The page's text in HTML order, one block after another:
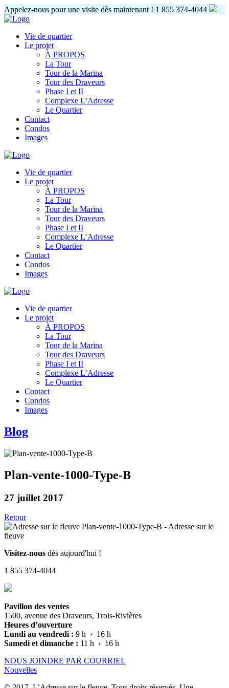
Appelez-nous pour une visite dès maintenant ! 1 855 374-4044
Vie de quartier
Le projet
À PROPOS
La Tour
Tour de la Marina
Tour des Draveurs
Phase I et II
Complexe L’Adresse
Le Quartier
Contact
Condos
Images
Vie de quartier
Le projet
À PROPOS
La Tour
Tour de la Marina
Tour des Draveurs
Phase I et II
Complexe L’Adresse
Le Quartier
Contact
Condos
Images
Vie de quartier
Le projet
À PROPOS
La Tour
Tour de la Marina
Tour des Draveurs
Phase I et II
Complexe L’Adresse
Le Quartier
Contact
Condos
Images
Blog
Plan-vente-1000-Type-B
27 juillet 2017
Retour
Visitez-nous dès aujourd'hui !
1 855 374-4044
Pavillon des ventes
1500, avenue des Draveurs, Trois-Rivières
Heures d’ouverture
Lundi au vendredi : 9 h › 16 h
Samedi et dimanche : 11 h › 16 h
NOUS JOINDRE PAR COURRIEL
Nouvelles